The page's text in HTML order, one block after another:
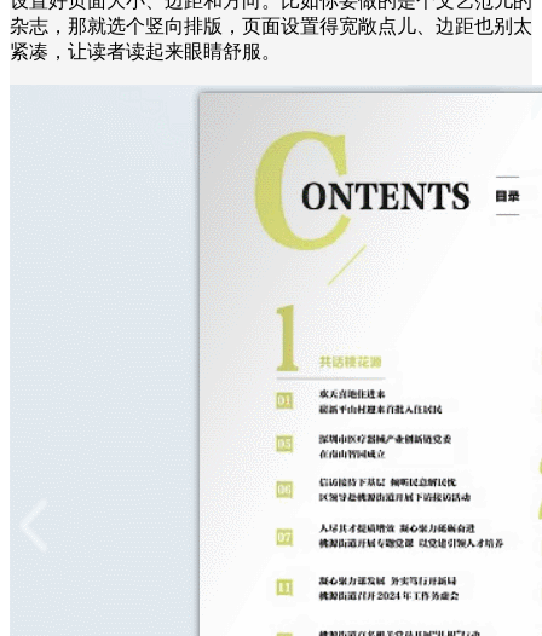
杂志，那就选个竖向排版，页面设置得宽敞点儿、边距也别太
紧凑，让读者读起来眼睛舒服。